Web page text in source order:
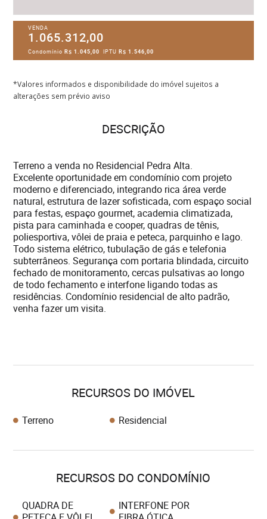
VENDA
1.065.312,00
CondomínioR$ 1.045,00 IPTUR$ 1.546,00
*Valores informados e disponibilidade do imóvel sujeitos a
alterações sem prévio aviso
DESCRIÇÃO
Terreno a venda no Residencial Pedra Alta.
Excelente oportunidade em condomínio com projeto
moderno e diferenciado, integrando rica área verde
natural, estrutura de lazer sofisticada, com espaço social
para festas, espaço gourmet, academia climatizada,
pista para caminhada e cooper, quadras de tênis,
poliesportiva, vôlei de praia e peteca, parquinho e lago.
Todo sistema elétrico, tubulação de gás e telefonia
subterrâneos. Segurança com portaria blindada, circuito
fechado de monitoramento, cercas pulsativas ao longo
de todo fechamento e interfone ligando todas as
residências. Condomínio residencial de alto padrão,
venha fazer um visita.
RECURSOS DO IMÓVEL
Terreno Residencial
RECURSOS DO CONDOMÍNIO
QUADRA DE
INTERFONE POR